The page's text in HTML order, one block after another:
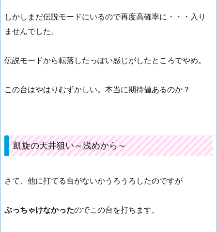
しかしまだ伝説モードにいるので再度高確率に・・・入り
ませんでした。
伝説モードから転落したっぽい感じがしたところでやめ。
この台はやはりむずかしい。本当に期待値あるのか？
凱旋の天井狙い～浅めから～
さて、他に打てる台がないかうろうろしたのですが
ぶっちゃけなかったのでこの台を打ちます。